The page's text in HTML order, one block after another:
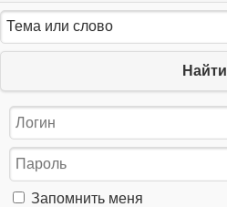
Найти
Запомнить меня